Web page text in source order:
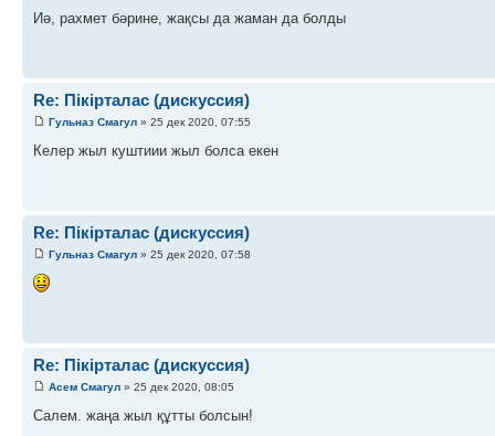
Иә, рахмет бәрине, жақсы да жаман да болды
Re: Пікірталас (дискуссия)
Гульназ Смагул » 25 дек 2020, 07:55
Келер жыл куштиии жыл болса екен
Re: Пікірталас (дискуссия)
Гульназ Смагул » 25 дек 2020, 07:58
Re: Пікірталас (дискуссия)
Асем Смагул » 25 дек 2020, 08:05
Салем. жаңа жыл құтты болсын!